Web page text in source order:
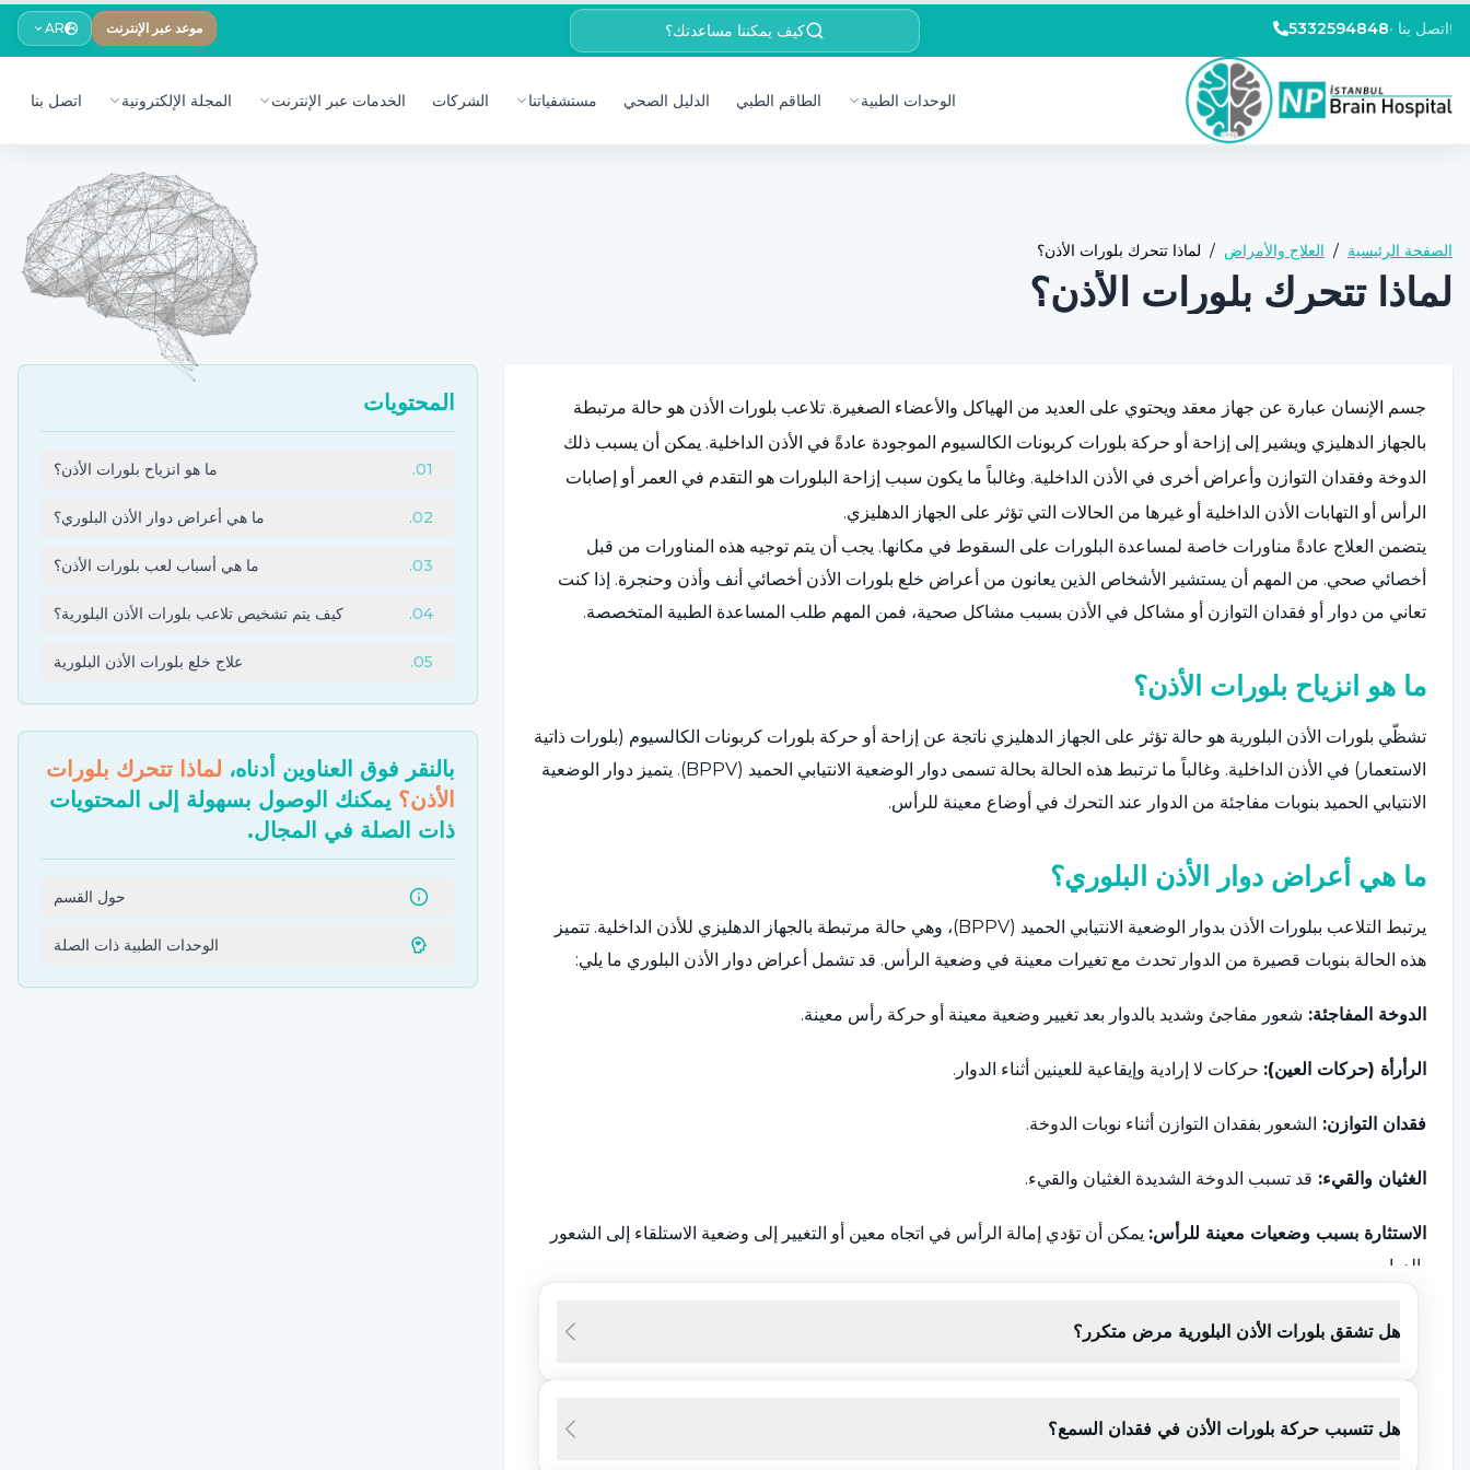
5332594848• اتصل بنا! كيف يمكننا مساعدتك؟ موعد عبر الإنترنت AR
الوحدات الطبية الطاقم الطبي الدليل الصحي مستشفياتنا الشركات الخدمات عبر الإنترنت المجلة الإلكترونية اتصل بنا
الصفحة الرئيسية / العلاج والأمراض / لماذا تتحرك بلورات الأذن؟
لماذا تتحرك بلورات الأذن؟
جسم الإنسان عبارة عن جهاز معقد ويحتوي على العديد من الهياكل والأعضاء الصغيرة. تلاعب بلورات الأذن هو حالة مرتبطة
بالجهاز الدهليزي ويشير إلى إزاحة أو حركة بلورات كربونات الكالسيوم الموجودة عادةً في الأذن الداخلية. يمكن أن يسبب ذلك
الدوخة وفقدان التوازن وأعراض أخرى في الأذن الداخلية. وغالباً ما يكون سبب إزاحة البلورات هو التقدم في العمر أو إصابات
الرأس أو التهابات الأذن الداخلية أو غيرها من الحالات التي تؤثر على الجهاز الدهليزي.
يتضمن العلاج عادةً مناورات خاصة لمساعدة البلورات على السقوط في مكانها. يجب أن يتم توجيه هذه المناورات من قبل
أخصائي صحي. من المهم أن يستشير الأشخاص الذين يعانون من أعراض خلع بلورات الأذن أخصائي أنف وأذن وحنجرة. إذا كنت
تعاني من دوار أو فقدان التوازن أو مشاكل في الأذن بسبب مشاكل صحية، فمن المهم طلب المساعدة الطبية المتخصصة.
ما هو انزياح بلورات الأذن؟
تشظّي بلورات الأذن البلورية هو حالة تؤثر على الجهاز الدهليزي ناتجة عن إزاحة أو حركة بلورات كربونات الكالسيوم (بلورات ذاتية
الاستعمار) في الأذن الداخلية. وغالباً ما ترتبط هذه الحالة بحالة تسمى دوار الوضعية الانتيابي الحميد (BPPV). يتميز دوار الوضعية
الانتيابي الحميد بنوبات مفاجئة من الدوار عند التحرك في أوضاع معينة للرأس.
ما هي أعراض دوار الأذن البلوري؟
يرتبط التلاعب ببلورات الأذن بدوار الوضعية الانتيابي الحميد (BPPV)، وهي حالة مرتبطة بالجهاز الدهليزي للأذن الداخلية. تتميز
هذه الحالة بنوبات قصيرة من الدوار تحدث مع تغيرات معينة في وضعية الرأس. قد تشمل أعراض دوار الأذن البلوري ما يلي:
الدوخة المفاجئة: شعور مفاجئ وشديد بالدوار بعد تغيير وضعية معينة أو حركة رأس معينة.
الرأرأة (حركات العين): حركات لا إرادية وإيقاعية للعينين أثناء الدوار.
فقدان التوازن: الشعور بفقدان التوازن أثناء نوبات الدوخة.
الغثيان والقيء: قد تسبب الدوخة الشديدة الغثيان والقيء.
الاستثارة بسبب وضعيات معينة للرأس: يمكن أن تؤدي إمالة الرأس في اتجاه معين أو التغيير إلى وضعية الاستلقاء إلى الشعور
بالدوار.
طنين الأذن: الشعور برنين في الأذنين أثناء نوبات الدوخة.
الصداع:
ما هي أسباب لعب بلورات الأذن؟
هل تشقق بلورات الأذن البلورية مرض متكرر؟
هل تتسبب حركة بلورات الأذن في فقدان السمع؟
المحتويات
01
. ما هو انزياح بلورات الأذن؟
02
. ما هي أعراض دوار الأذن البلوري؟
03
. ما هي أسباب لعب بلورات الأذن؟
04
. كيف يتم تشخيص تلاعب بلورات الأذن البلورية؟
05
. علاج خلع بلورات الأذن البلورية
بالنقر فوق العناوين أدناه، لماذا تتحرك بلورات
الأذن؟ يمكنك الوصول بسهولة إلى المحتويات
ذات الصلة في المجال.
حول القسم
الوحدات الطبية ذات الصلة